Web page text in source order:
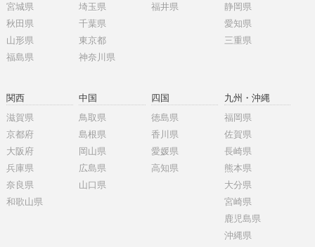
宮城県
秋田県
山形県
福島県
埼玉県
千葉県
東京都
神奈川県
福井県
静岡県
愛知県
三重県
関西
滋賀県
京都府
大阪府
兵庫県
奈良県
和歌山県
中国
鳥取県
島根県
岡山県
広島県
山口県
四国
徳島県
香川県
愛媛県
高知県
九州・沖縄
福岡県
佐賀県
長崎県
熊本県
大分県
宮崎県
鹿児島県
沖縄県